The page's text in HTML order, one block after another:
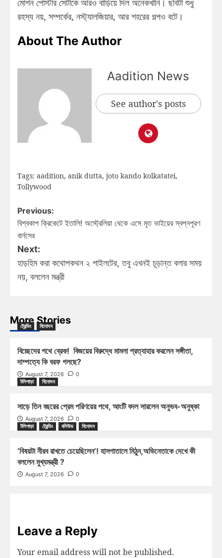
রহস্য নয়, সম্পর্কের, নস্ট্যালজিয়ার, আর শহরের গল্পও বটে।
About The Author
Aadition News
See author's posts
Tags: aadition, anik dutta, joto kando kolkatatei,
Tollywood
Previous:
বিশ্বকাপ ক্রিকেটে ইতালি! অস্ট্রেলিয়া থেকে এসে মৃত ভাইয়ের স্বপ্নপূরণ
বার্নসের
Next:
হাড়হিম করা কথোপকথন ২ পাইলটের, তবু এখনই চূড়ান্ত বলার সময়
নয়, বললেন মন্ত্রী
More Stories
ট্রেন্ডিং বিনোদন
বিচ্ছেদের পথে ব্রেক! বিজয়ের বিরুদ্ধে মামলা প্রত্যাহার করলেন সঙ্গীতা,
দাম্পত্যে কি বরফ গলছে?
August 7, 2026
0
টলিপাড়া
বিনোদন
সাড়ে তিন বছরের প্রেম পরিণয়ের পথে, আংটি বদল সারলেন অনুভব-অনুষ্কা
August 7, 2026
0
টলিপাড়া
ট্রেন্ডিং বলিউড বিনোদন
‘বিষয়টা নীরব রাখতে চেয়েছিলেন’! হাসপাতালে মিঠুন,অভিনেতাকে দেখে কী
বললেন মুখ্যমন্ত্রী ?
August 7, 2026 0
Leave a Reply
Your email address will not be published.